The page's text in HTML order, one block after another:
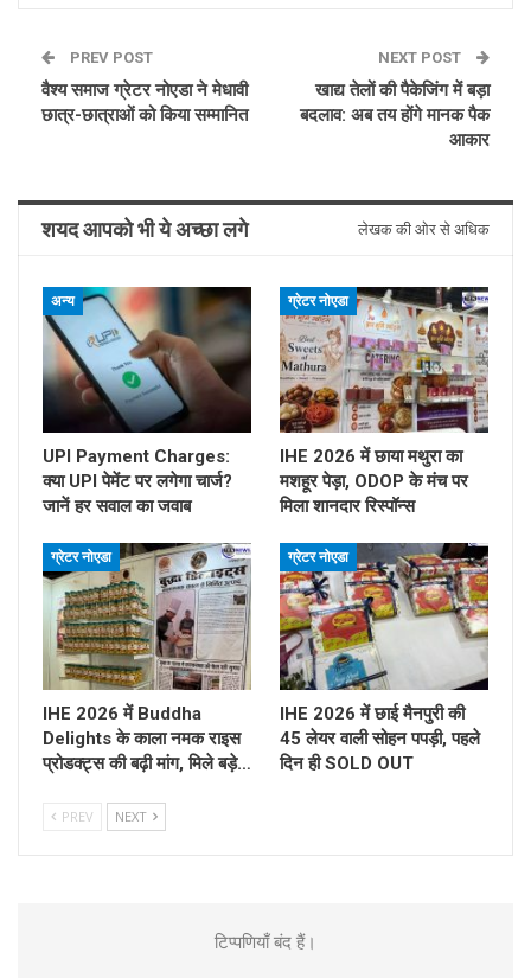
PREV POST
वैश्य समाज ग्रेटर नोएडा ने मेधावी
छात्र-छात्राओं को किया सम्मानित
NEXT POST
खाद्य तेलों की पैकेजिंग में बड़ा
बदलाव: अब तय होंगे मानक पैक
आकार
शयद आपको भी ये अच्छा लगे लेखक की ओर से अधिक
अन्य
UPI Payment Charges:
क्या UPI पेमेंट पर लगेगा चार्ज?
जानें हर सवाल का जवाब
ग्रेटर नोएडा
IHE 2026 में छाया मथुरा का
मशहूर पेड़ा, ODOP के मंच पर
मिला शानदार रिस्पॉन्स
ग्रेटर नोएडा
IHE 2026 में Buddha
Delights के काला नमक राइस
प्रोडक्ट्स की बढ़ी मांग, मिले बड़े…
ग्रेटर नोएडा
IHE 2026 में छाई मैनपुरी की
45 लेयर वाली सोहन पपड़ी, पहले
दिन ही SOLD OUT
PREV NEXT
टिप्पणियाँ बंद हैं।